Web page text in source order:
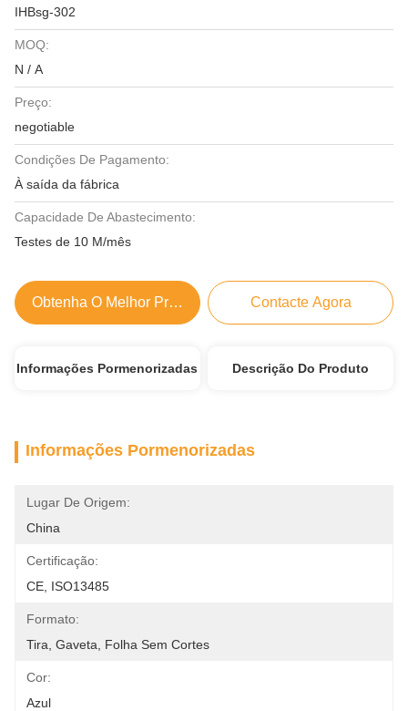
IHBsg-302
MOQ:
N / A
Preço:
negotiable
Condições De Pagamento:
À saída da fábrica
Capacidade De Abastecimento:
Testes de 10 M/mês
Obtenha O Melhor Preço Contacte Agora
Informações Pormenorizadas Descrição Do Produto
Informações Pormenorizadas
Lugar De Origem:
China
Certificação:
CE, ISO13485
Formato:
Tira, Gaveta, Folha Sem Cortes
Cor:
Azul